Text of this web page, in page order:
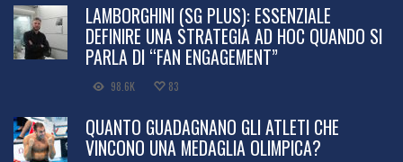
LAMBORGHINI (SG PLUS): ESSENZIALE
DEFINIRE UNA STRATEGIA AD HOC QUANDO SI
PARLA DI “FAN ENGAGEMENT”
98.6K 83
QUANTO GUADAGNANO GLI ATLETI CHE
VINCONO UNA MEDAGLIA OLIMPICA?